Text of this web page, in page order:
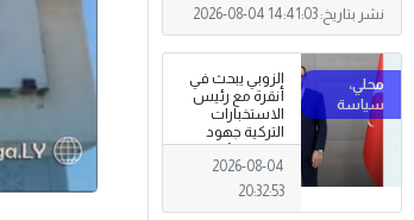
نشر بتاريخ:2026-08-04 14:41:03
الزوبي يبحث في
أنقرة مع رئيس
الاستخبارات
التركية جهود
توحيد المؤسسة
العسكرية على
أسس مهنية
2026-08-04
20:32:53